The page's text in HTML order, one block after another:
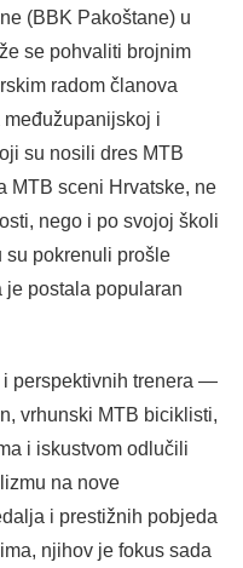
(BBK Pakoštane) u
se pohvaliti brojnim
radom članova
međužupanijskoj i
su nosili dres MTB
MTB sceni Hrvatske, ne
nego i po svojoj školi
su pokrenuli prošle
postala popularan
i perspektivnih trenera —
vrhunski MTB biciklisti,
i iskustvom odlučili
na nove
i prestižnih pobjeda
njihov je fokus sada